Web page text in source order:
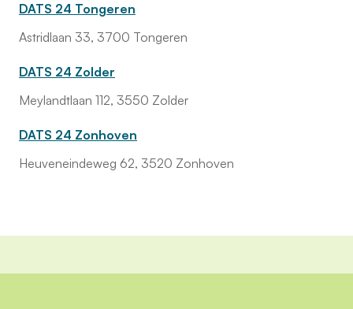
DATS 24 Tongeren
Astridlaan 33, 3700 Tongeren
DATS 24 Zolder
Meylandtlaan 112, 3550 Zolder
DATS 24 Zonhoven
Heuveneindeweg 62, 3520 Zonhoven